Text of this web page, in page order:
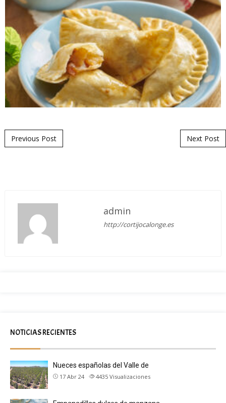
Mensaje de navegación
Previous Post Next Post
admin
http://cortijocalonge.es
NOTICIAS RECIENTES
Nueces españolas del Valle de
17 Abr 24 4435 Visualizaciones